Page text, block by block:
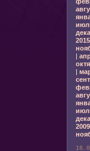
2015
|
|
2009